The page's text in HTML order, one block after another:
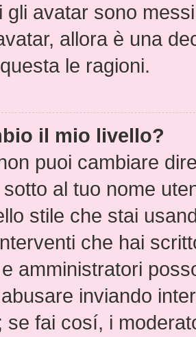
gli avatar sono
allora è una
le ragioni.
il mio livello?
puoi cambiare
al tuo nome
stile che stai
che hai
amministratori
inviando
se fai cosí, i